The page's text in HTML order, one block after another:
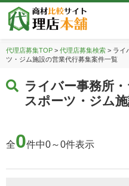
代理店募集TOP> 代理店募集検索> ライ
ツ・ジム施設の営業代行募集案件一覧
ライバー事務所
スポーツ・ジム
全0件中0～0件表示